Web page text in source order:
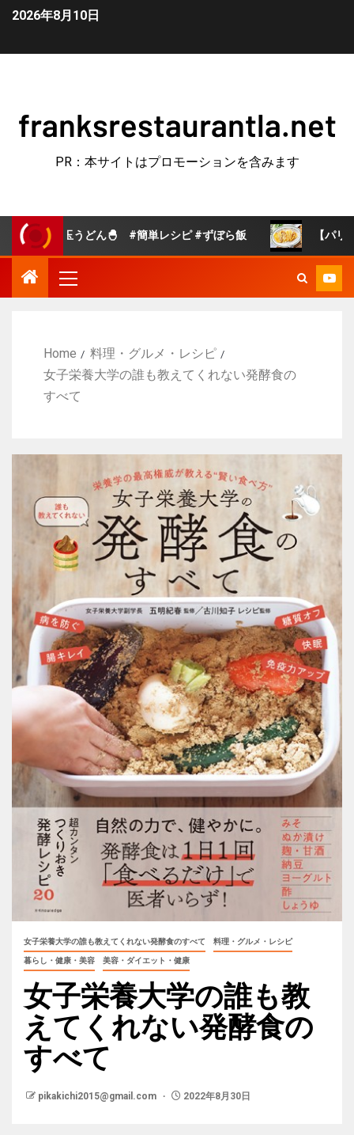
2026年8月10日
franksrestaurantla.net
PR：本サイトはプロモーションを含みます
どん🐣 #簡単レシピ #ずぼら飯 【パリパリチーズえ
Home
料理・グルメ・レシピ
女子栄養大学の誰も教えてくれない発酵食の
すべて
女子栄養大学の誰も教えてくれない発酵食のすべて 料理・グルメ・レシピ
暮らし・健康・美容 美容・ダイエット・健康
女子栄養大学の誰も教
えてくれない発酵食の
すべて
pikakichi2015@gmail.com 2022年8月30日